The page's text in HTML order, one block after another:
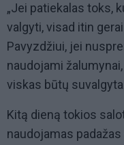
„Jei patiekalas toks,
valgyti, visad itin
Pavyzdžiui, jei
naudojami
viskas būtų
Kitą dieną tokios
naudojamas